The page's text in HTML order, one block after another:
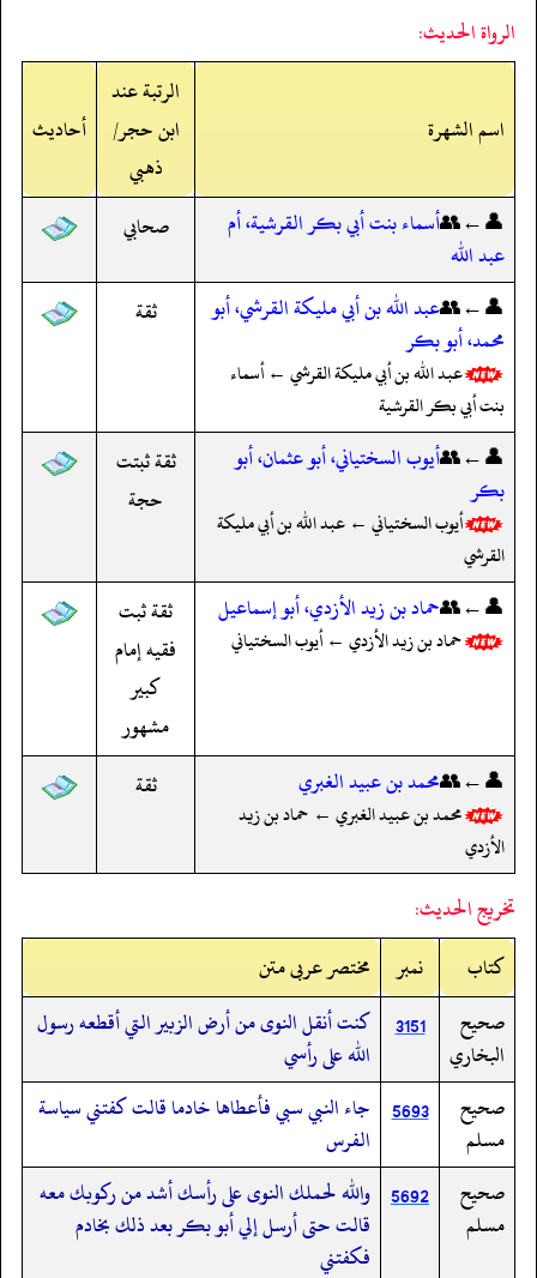
الرواة الحديث:
اسم الشهرة
الرتبة عند
ابن حجر/
ذهبي
أحاديث
👤←👥أسماء بنت أبي بكر القرشية، أم
عبد الله
صحابي
👤←👥عبد الله بن أبي مليكة القرشي، أبو
محمد، أبو بكر
عبد الله بن أبي مليكة القرشي ← أسماء
بنت أبي بكر القرشية
ثقة
👤←👥أيوب السختياني، أبو عثمان، أبو
بكر
أيوب السختياني ← عبد الله بن أبي مليكة
القرشي
ثقة ثبتت
حجة
👤←👥حماد بن زيد الأزدي، أبو إسماعيل
حماد بن زيد الأزدي ← أيوب السختياني
ثقة ثبت
فقيه إمام
كبير
مشهور
👤←👥محمد بن عبيد الغبري
محمد بن عبيد الغبري ← حماد بن زيد
الأزدي
ثقة
تخريج الحديث:
کتاب
نمبر
مختصر عربی متن
صحيح
البخاري
3151
كنت أنقل النوى من أرض الزبير التي أقطعه رسول
الله على رأسي
صحيح
مسلم
5693 جاء النبي سبي فأعطاها خادما قالت كفتني سياسة
الفرس
صحيح
مسلم
5692 والله لحملك النوى على رأسك أشد من ركوبك معه
قالت حتى أرسل إلي أبو بكر بعد ذلك بخادم
فكفتني